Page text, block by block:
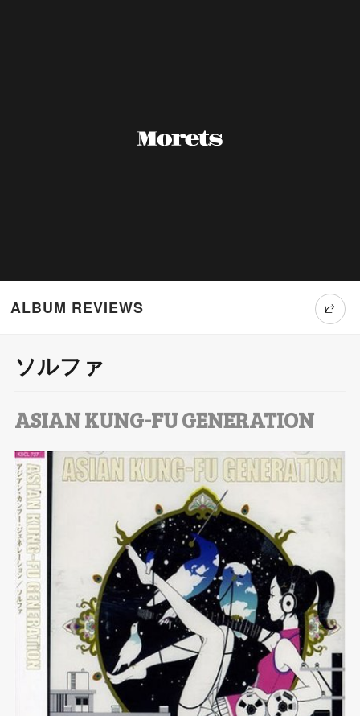
ALBUM REVIEWS
wi
tt
er
ソルファ
ASIAN KUNG-FU GENERATION